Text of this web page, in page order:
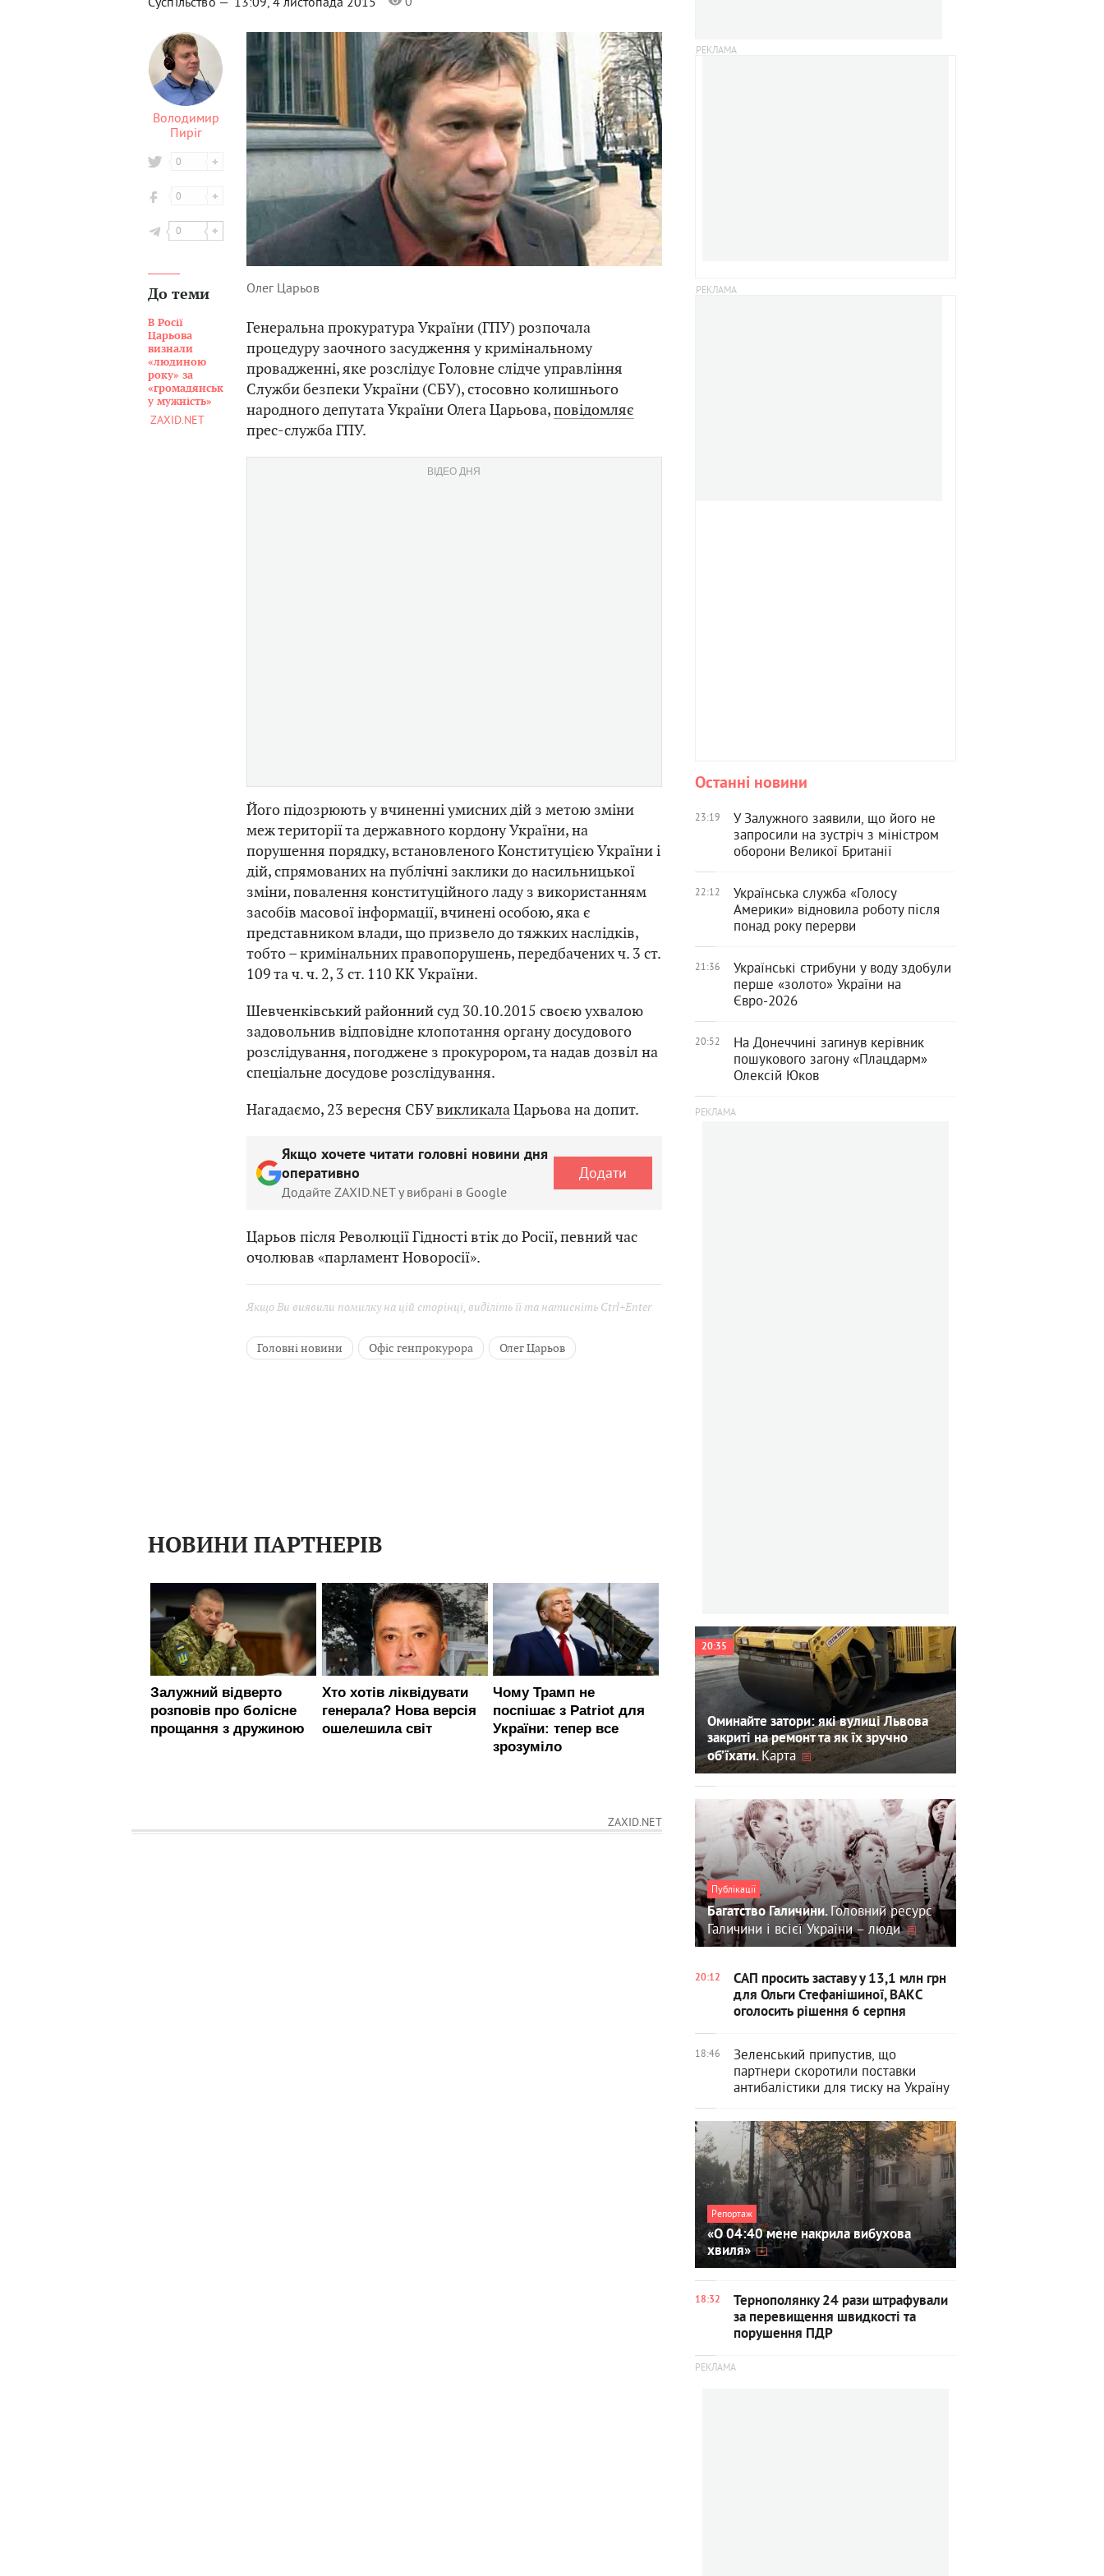
Володимир
Пиріг
0
0
0
До теми
В Росії
Царьова
визнали
«людиною
року» за
«громадянськ
у мужність»
ZAXID.NET
Олег Царьов
Генеральна прокуратура України (ГПУ) розпочала
процедуру заочного засудження у кримінальному
провадженні, яке розслідує Головне слідче управління
Служби безпеки України (СБУ), стосовно колишнього
народного депутата України Олега Царьова,повідомляє
прес-служба ГПУ.
ВІДЕО ДНЯ
Його підозрюють у вчиненні умисних дій з метою зміни
меж території та державного кордону України, на
порушення порядку, встановленого Конституцією України і
дій, спрямованих на публічні заклики до насильницької
зміни, повалення конституційного ладу з використанням
засобів масової інформації, вчинені особою, яка є
представником влади, що призвело до тяжких наслідків,
тобто – кримінальних правопорушень, передбачених ч. 3 ст.
109 та ч. ч. 2, 3 ст. 110 КК України.
Шевченківський районний суд 30.10.2015 своєю ухвалою
задовольнив відповідне клопотання органу досудового
розслідування, погоджене з прокурором, та надав дозвіл на
спеціальне досудове розслідування.
Нагадаємо, 23 вересня СБУвикликала Царьова на допит.
Якщо хочете читати головні новини дня
оперативно
Додайте ZAXID.NET у вибрані в Google
Додати
Царьов після Революції Гідності втік до Росії, певний час
очолював «парламент Новоросії».
Якщо Ви виявили помилку на цій сторінці, виділіть її та натисніть Ctrl+Enter
Головні новини Офіс генпрокурора Олег Царьов
НОВИНИ ПАРТНЕРІВ
ZAXID.NET
Останні новини
23:19
У Залужного заявили, що його не
запросили на зустріч з міністром
оборони Великої Британії
22:12
Українська служба «Голосу
Америки» відновила роботу після
понад року перерви
21:36
Українські стрибуни у воду здобули
перше «золото» України на
Євро-2026
20:52
На Донеччині загинув керівник
пошукового загону «Плацдарм»
Олексій Юков
20:35
Оминайте затори: які вулиці Львова
закриті на ремонт та як їх зручно
об’їхати. Карта
Публікації
Багатство Галичини.Головний ресурс
Галичини і всієї України – люди
20:12
САП просить заставу у 13,1 млн грн
для Ольги Стефанішиної, ВАКС
оголосить рішення 6 серпня
18:46
Зеленський припустив, що
партнери скоротили поставки
антибалістики для тиску на Україну
Репортаж
«О 04:40 мене накрила вибухова
хвиля»
18:32
Тернополянку 24 рази штрафували
за перевищення швидкості та
порушення ПДР